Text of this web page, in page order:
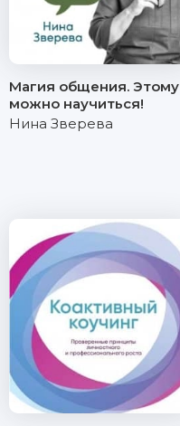
Магия общения. Этому
можно научиться!
Нина Зверева